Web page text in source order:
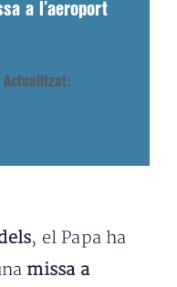
a l’aeroport
Actualitzat:
, el Papa ha
missa a